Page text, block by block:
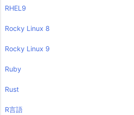
RHEL9
Rocky Linux 8
Rocky Linux 9
Ruby
Rust
R言語